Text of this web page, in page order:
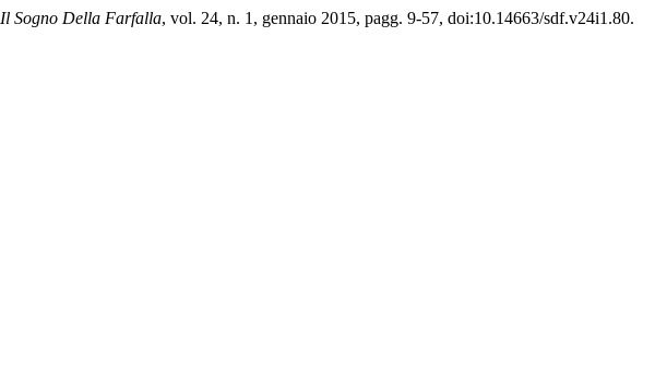
Il Sogno Della Farfalla, vol. 24, n. 1, gennaio 2015, pagg. 9-57, doi:10.14663/sdf.v24i1.80.